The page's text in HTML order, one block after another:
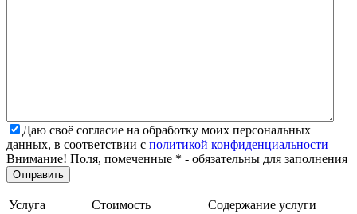
Даю своё согласие на обработку моих персональных
данных, в соответствии с политикой конфиденциальности
Внимание! Поля, помеченные * - обязательны для заполнения
Услуга Стоимость Содержание услуги